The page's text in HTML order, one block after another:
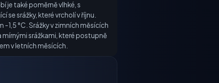
je také poměrně vlhké, s
se srážky, které vrcholí v říjnu.
1,5 °C. Srážky v zimních měsících
srážkami, které postupně
v letních měsících.